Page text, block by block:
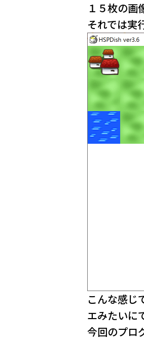
１５枚の画
それでは実
こんな感
エみたいに
今回のプロ